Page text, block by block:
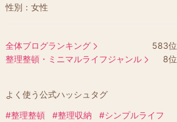
性別： 女性
全体ブログランキング 583位
整理整頓・ミニマルライフジャンル 8位
よく使う公式ハッシュタグ
#整理整頓 #整理収納 #シンプルライフ